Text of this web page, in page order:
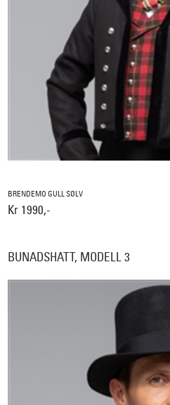
BRENDEMO GULL SØLV
Kr 1990,-
BUNADSHATT, MODELL 3